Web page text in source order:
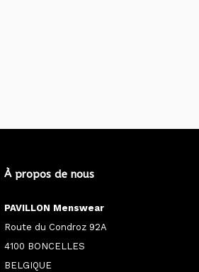
À propos de nous
PAVILLON Menswear
Route du Condroz 92A
4100 BONCELLES
BELGIQUE